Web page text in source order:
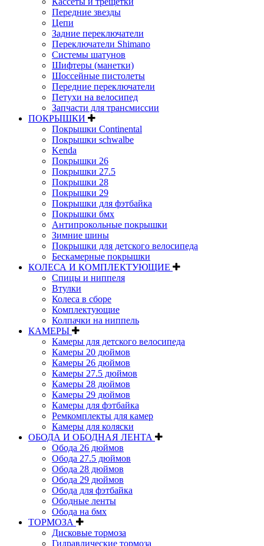
Передние звезды
Цепи
Задние переключатели
Переключатели Shimano
Системы шатунов
Шифтеры (манетки)
Шоссейные пистолеты
Передние переключатели
Петухи на велосипед
Запчасти для трансмиссии
ПОКРЫШКИ
Покрышки Continental
Покрышки schwalbe
Kenda
Покрышки 26
Покрышки 27.5
Покрышки 28
Покрышки 29
Покрышки для фэтбайка
Покрышки бмх
Антипрокольные покрышки
Зимние шины
Покрышки для детского велосипеда
Бескамерные покрышки
КОЛЕСА И КОМПЛЕКТУЮЩИЕ
Спицы и ниппеля
Втулки
Колеса в сборе
Комплектующие
Колпачки на ниппель
КАМЕРЫ
Камеры для детского велосипеда
Камеры 20 дюймов
Камеры 26 дюймов
Камеры 27.5 дюймов
Камеры 28 дюймов
Камеры 29 дюймов
Камеры для фэтбайка
Ремкомплекты для камер
Камеры для коляски
ОБОДА И ОБОДНАЯ ЛЕНТА
Обода 26 дюймов
Обода 27.5 дюймов
Обода 28 дюймов
Обода 29 дюймов
Обода для фэтбайка
Ободные ленты
Обода на бмх
ТОРМОЗА
Дисковые тормоза
Гидравлические тормоза